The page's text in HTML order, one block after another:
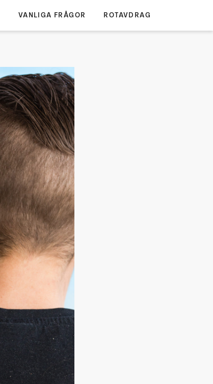
VANLIGA FRÅGOR ROTAVDRAG